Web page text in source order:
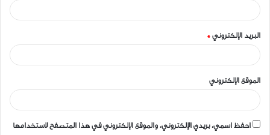
البريد الإلكتروني *
الموقع الإلكتروني
احفظ اسمي، بريدي الإلكتروني، والموقع الإلكتروني في هذا المتصفح لاستخدامها